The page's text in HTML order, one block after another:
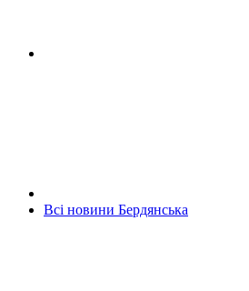
Всі новини Бердянська